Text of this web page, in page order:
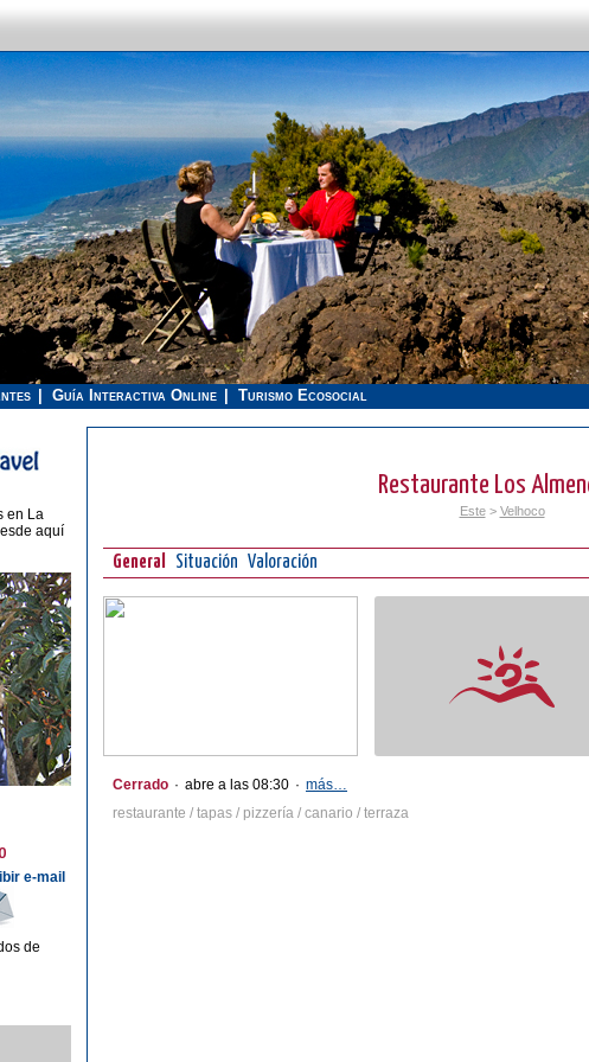
Guía Interactiva Online Turismo Ecosocial
Restaurante Los
Este> Velhoco
General Situación Valoración
Cerrado · abre a las 08:30 · más…
restaurante / tapas / pizzería / canario / terraza
en La
aquí
e-mail
de